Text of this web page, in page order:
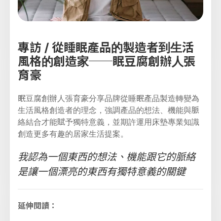
專訪 / 從睡眠產品的製造者到生活
風格的創造家──眠豆腐創辦人張
育豪
眠豆腐創辦人張育豪分享品牌從睡眠產品製造轉變為
生活風格創造者的理念，強調產品的想法、機能與脈
絡結合才能賦予獨特意義，並期許運用床墊專業知識
創造更多有趣的居家生活提案。
我認為一個東西的想法、機能跟它的脈絡
是讓一個漂亮的東西有獨特意義的關鍵
延伸閱讀：